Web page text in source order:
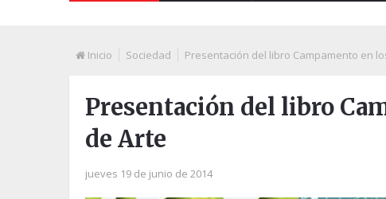
Inicio Sociedad Presentación del libro Campamento en
Presentación del libro
de Arte
jueves 19 de junio de 2014